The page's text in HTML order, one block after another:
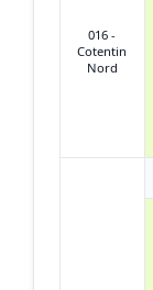
016 -
Cotentin
Nord